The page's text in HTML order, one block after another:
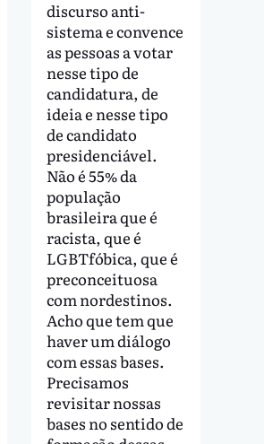
discurso anti-
sistema e convence
as pessoas a votar
nesse tipo de
candidatura, de
ideia e nesse tipo
de candidato
presidenciável.
Não é 55% da
população
brasileira que é
racista, que é
LGBTfóbica, que é
preconceituosa
com nordestinos.
Acho que tem que
haver um diálogo
com essas bases.
Precisamos
revisitar nossas
bases no sentido de